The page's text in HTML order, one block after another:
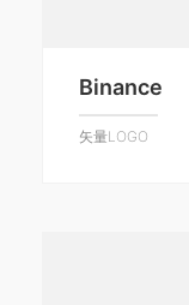
Binance
矢量LOGO